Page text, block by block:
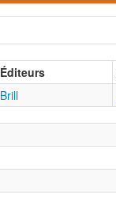
Éditeurs
Brill